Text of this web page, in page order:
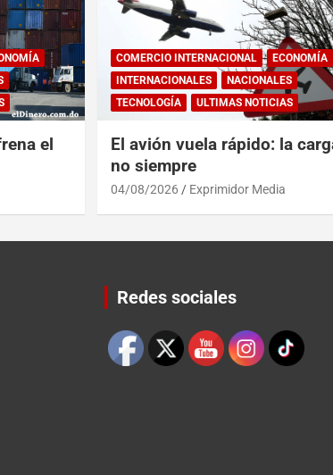
el
COMERCIO INTERNACIONAL
ECONOMÍA
INTERNACIONALES
NACIONALES
TECNOLOGÍA
ULTIMAS NOTICIAS
El avión vuela rápido: la
no siempre
04/08/2026 Exprimidor Media
Redes sociales
Set Youtube Channel ID